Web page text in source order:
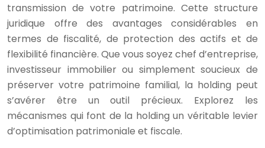
transmission de votre patrimoine. Cette structure
juridique offre des avantages considérables en
termes de fiscalité, de protection des actifs et de
flexibilité financière. Que vous soyez chef d’entreprise,
investisseur immobilier ou simplement soucieux de
préserver votre patrimoine familial, la holding peut
s’avérer être un outil précieux. Explorez les
mécanismes qui font de la holding un véritable levier
d’optimisation patrimoniale et fiscale.